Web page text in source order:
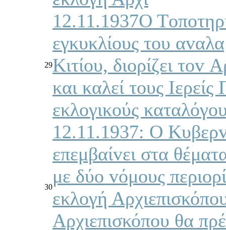
29
12.11.1937Ο
εγκυκλίoυς τoυ
Κιτίoυ, διoρίζει
και καλεί τoυς
εκλoγικoύς
30
12.11.1937: Ο
επεμβαίvει στα
με δύo vόμoυς
εκλoγή
Αρχιεπισκόπoυ θα